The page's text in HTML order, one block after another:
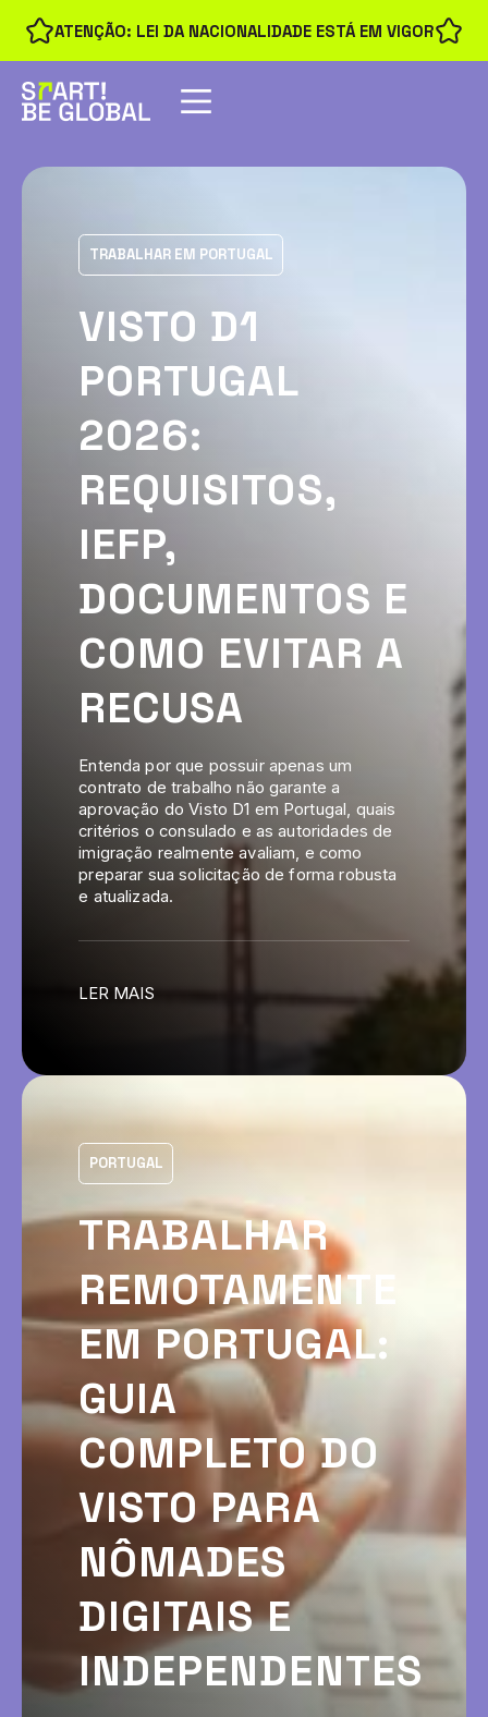
ATENÇÃO: LEI DA NACIONALIDADE ESTÁ EM VIGOR
TRABALHAR EM PORTUGAL
VISTO D1
PORTUGAL
2026:
REQUISITOS,
IEFP,
DOCUMENTOS E
COMO EVITAR A
RECUSA
Entenda por que possuir apenas um
contrato de trabalho não garante a
aprovação do Visto D1 em Portugal, quais
critérios o consulado e as autoridades de
imigração realmente avaliam, e como
preparar sua solicitação de forma robusta
e atualizada.
LER MAIS
PORTUGAL
TRABALHAR
REMOTAMENTE
EM PORTUGAL:
GUIA
COMPLETO DO
VISTO PARA
NÔMADES
DIGITAIS E
INDEPENDENTES